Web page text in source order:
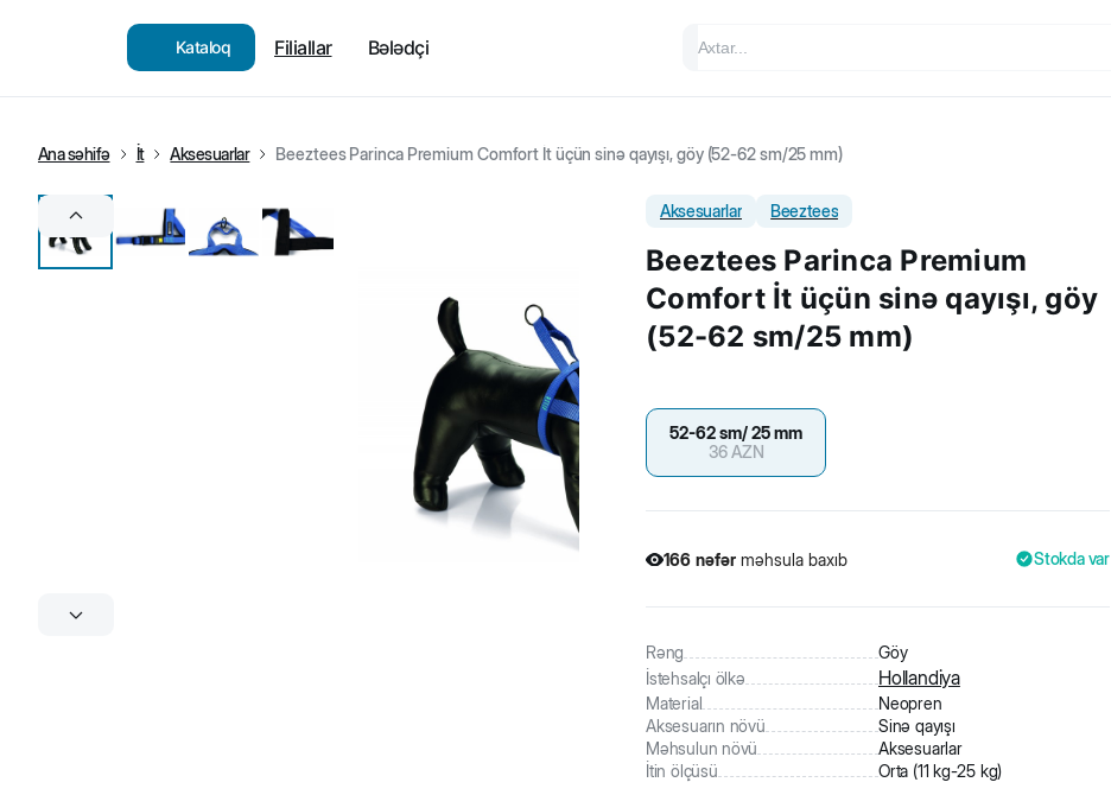
Kataloq Filiallar Bələdçi
Ana səhifə İt Aksesuarlar Beeztees Parinca Premium Comfort İt üçün sinə qayışı, göy (52-62 sm/25 mm)
Aksesuarlar Beeztees
Beeztees Parinca Premium
Comfort İt üçün sinə qayışı, göy
(52-62 sm/25 mm)
166 nəfər məhsula baxıb Stokda var
52-62 sm/ 25 mm
36 AZN
Rəng
Göy
İstehsalçı ölkə
Hollandiya
Material
Neopren
Aksesuarın növü
Sinə qayışı
Məhsulun növü
Aksesuarlar
İtin ölçüsü
Orta (11 kg-25 kg)